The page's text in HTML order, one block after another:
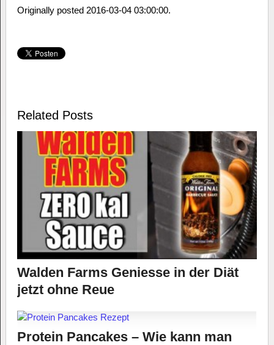
Originally posted 2016-03-04 03:00:00.
Related Posts
Walden Farms Geniesse in der Diät
jetzt ohne Reue
Protein Pancakes – Wie kann man